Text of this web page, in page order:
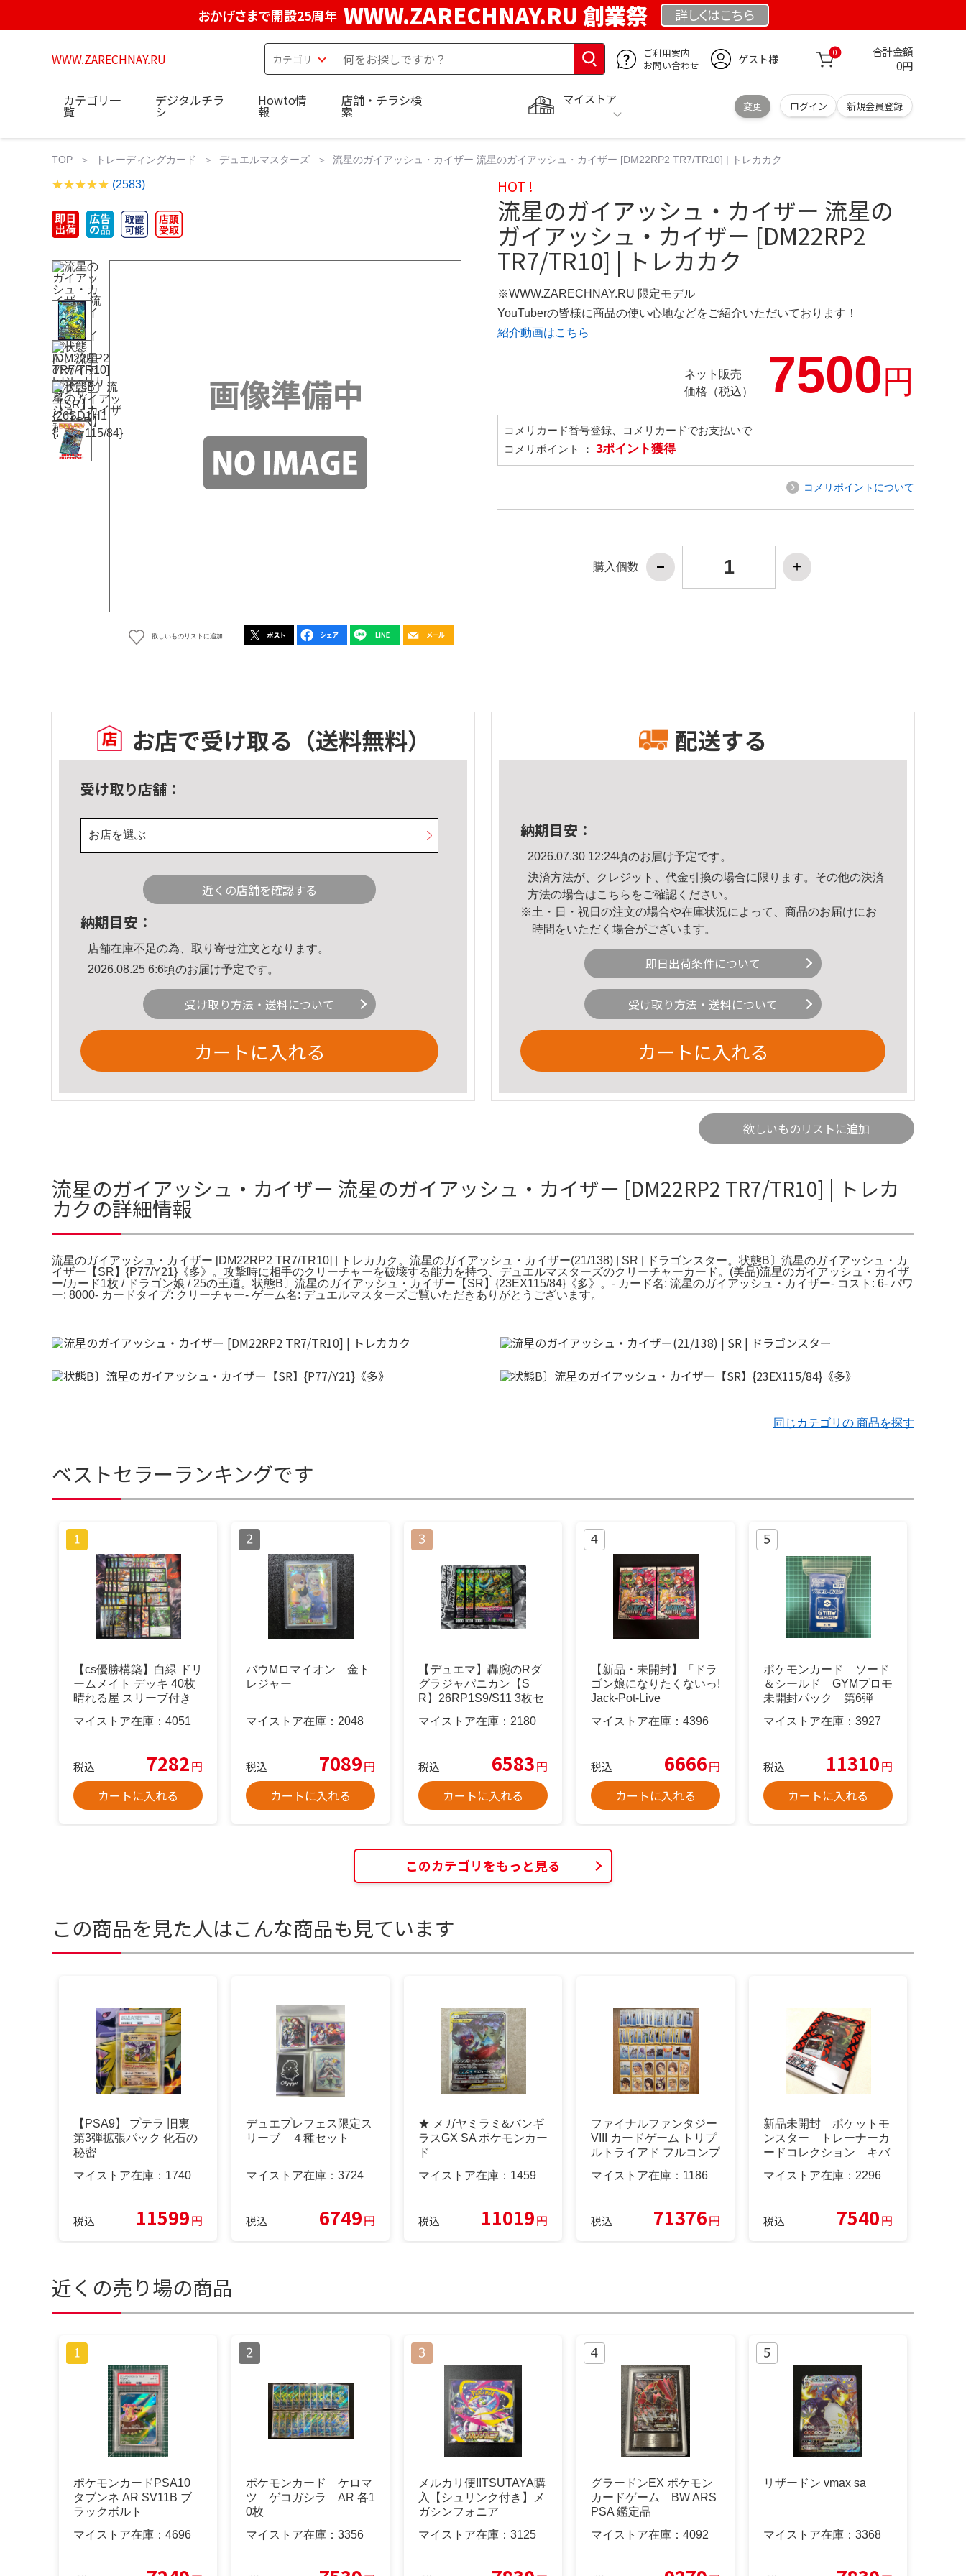
おかげさまで開設25周年 WWW.ZARECHNAY.RU 創業祭 詳しくはこちら
WWW.ZARECHNAY.RU
ご利用案内
お問い合わせ
ゲスト様 0 合計金額
0円
マイストア
変更 ログイン 新規会員登録
カテゴリ一
覧
デジタルチラ
シ
Howto情
報
店舗・チラシ検
索
TOP トレーディングカード デュエルマスターズ 流星のガイアッシュ・カイザー 流星のガイアッシュ・カイザー [DM22RP2 TR7/TR10] | トレカカク
(2583)
欲しいものリストに追加
HOT !
流星のガイアッシュ・カイザー 流星の
ガイアッシュ・カイザー [DM22RP2
TR7/TR10] | トレカカク
※WWW.ZARECHNAY.RU 限定モデル
YouTuberの皆様に商品の使い心地などをご紹介いただいております！
紹介動画はこちら
ネット販売
価格（税込）
7500円
コメリカード番号登録、コメリカードでお支払いで
コメリポイント ： 3ポイント獲得
コメリポイントについて
購入個数
お店で受け取る （送料無料）
受け取り店舗：
お店を選ぶ
近くの店舗を確認する
納期目安：
店舗在庫不足の為、取り寄せ注文となります。
2026.08.25 6:6頃のお届け予定です。
受け取り方法・送料について
カートに入れる
配送する
納期目安：
2026.07.30 12:24頃のお届け予定です。
決済方法が、クレジット、代金引換の場合に限ります。その他の決済
方法の場合はこちら をご確認ください。
※土・日・祝日の注文の場合や在庫状況によって、商品のお届けにお
時間をいただく場合がございます。
即日出荷条件について
受け取り方法・送料について
カートに入れる
欲しいものリストに追加
流星のガイアッシュ・カイザー 流星のガイアッシュ・カイザー [DM22RP2 TR7/TR10] | トレカ
カクの詳細情報
流星のガイアッシュ・カイザー [DM22RP2 TR7/TR10] | トレカカク。流星のガイアッシュ・カイザー(21/138) | SR | ドラゴンスター。状態B〕流星のガイアッシュ・カ
イザー【SR】{P77/Y21}《多》。攻撃時に相手のクリーチャーを破壊する能力を持つ、デュエルマスターズのクリーチャーカード。(美品)流星のガイアッシュ・カイザ
ー/カード1枚 / ドラゴン娘 / 25の王道。状態B〕流星のガイアッシュ・カイザー【SR】{23EX115/84}《多》。- カード名: 流星のガイアッシュ・カイザー- コスト: 6- パワ
ー: 8000- カードタイプ: クリーチャー- ゲーム名: デュエルマスターズご覧いただきありがとうございます。
同じカテゴリの 商品を探す
ベストセラーランキングです
【cs優勝構築】白緑 ドリ
ームメイト デッキ 40枚
晴れる屋 スリーブ付き
マイストア在庫： 4051
税込 7282円
カートに入れる
バウMロマイオン 金ト
レジャー
マイストア在庫： 2048
税込 7089円
カートに入れる
【デュエマ】轟腕のRダ
グラジャパニカン【S
R】26RP1S9/S11 3枚セ
マイストア在庫： 2180
税込 6583円
カートに入れる
【新品・未開封】「ドラ
ゴン娘になりたくないっ!
Jack-Pot-Live
マイストア在庫： 4396
税込 6666円
カートに入れる
ポケモンカード ソード
＆シールド GYMプロモ
未開封パック 第6弾
マイストア在庫： 3927
税込 11310円
カートに入れる
このカテゴリをもっと見る
この商品を見た人はこんな商品も見ています
【PSA9】 プテラ 旧裏
第3弾拡張パック 化石の
秘密
マイストア在庫： 1740
税込 11599円
デュエプレフェス限定ス
リーブ ４種セット
マイストア在庫： 3724
税込 6749円
★ メガヤミラミ&バンギ
ラスGX SA ポケモンカー
ド
マイストア在庫： 1459
税込 11019円
ファイナルファンタジー
VIII カードゲーム トリプ
ルトライアド フルコンプ
マイストア在庫： 1186
税込 71376円
新品未開封 ポケットモ
ンスター トレーナーカ
ードコレクション キバ
マイストア在庫： 2296
税込 7540円
近くの売り場の商品
ポケモンカードPSA10
タブンネ AR SV11B ブ
ラックボルト
マイストア在庫： 4696
ポケモンカード ケロマ
ツ ゲコガシラ AR 各1
0枚
マイストア在庫： 3356
メルカリ便!!TSUTAYA購
入【シュリンク付き】メ
ガシンフォニア
マイストア在庫： 3125
グラードンEX ポケモン
カードゲーム BW ARS
PSA 鑑定品
マイストア在庫： 4092
リザードン vmax sa
マイストア在庫： 3368